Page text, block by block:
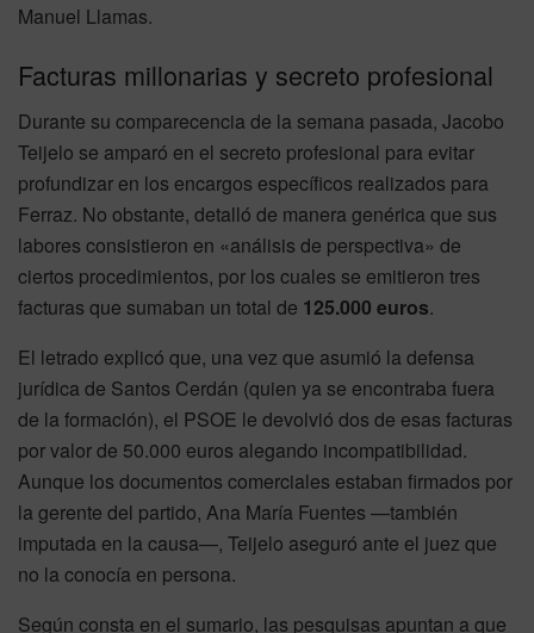
Manuel Llamas.
Facturas millonarias y secreto profesional
Durante su comparecencia de la semana pasada, Jacobo
Teijelo se amparó en el secreto profesional para evitar
profundizar en los encargos específicos realizados para
Ferraz. No obstante, detalló de manera genérica que sus
labores consistieron en «análisis de perspectiva» de
ciertos procedimientos, por los cuales se emitieron tres
facturas que sumaban un total de 125.000 euros.
El letrado explicó que, una vez que asumió la defensa
jurídica de Santos Cerdán (quien ya se encontraba fuera
de la formación), el PSOE le devolvió dos de esas facturas
por valor de 50.000 euros alegando incompatibilidad.
Aunque los documentos comerciales estaban firmados por
la gerente del partido, Ana María Fuentes —también
imputada en la causa—, Teijelo aseguró ante el juez que
no la conocía en persona.
Según consta en el sumario, las pesquisas apuntan a que